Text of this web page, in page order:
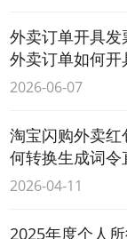
外卖订单开具
外卖订单如何开
2026-06-07
淘宝闪购外卖
何转换生成词令
包领取口令？
2026-04-11
2025年度个人